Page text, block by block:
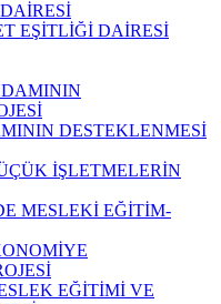
EŞİTLİĞİ DAİRESİ
DESTEKLENMESİ
İŞLETMELERİN
MESLEKİ EĞİTİM-
EĞİTİMİ VE